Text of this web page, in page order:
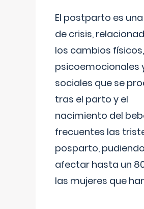
El postparto es
de crisis,
los cambios físicos,
psicoemocionales
sociales que se
tras el parto y el
nacimiento del
frecuentes las
posparto, pudiendo
afectar hasta un
las mujeres que